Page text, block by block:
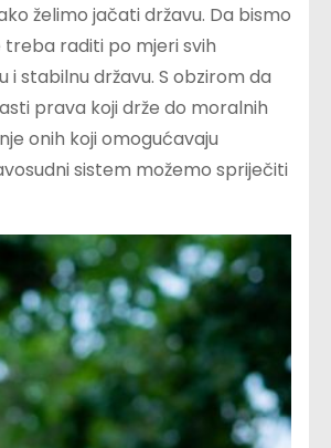
želimo jačati državu. Da bismo
raditi po mjeri svih
stabilnu državu. S obzirom da
prava koji drže do moralnih
onih koji omogućavaju
sistem možemo spriječiti